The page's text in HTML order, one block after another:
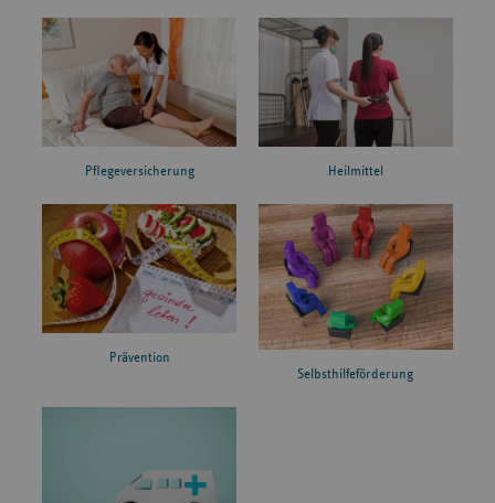
Pflegeversicherung Heilmittel
Prävention
Selbsthilfeförderung